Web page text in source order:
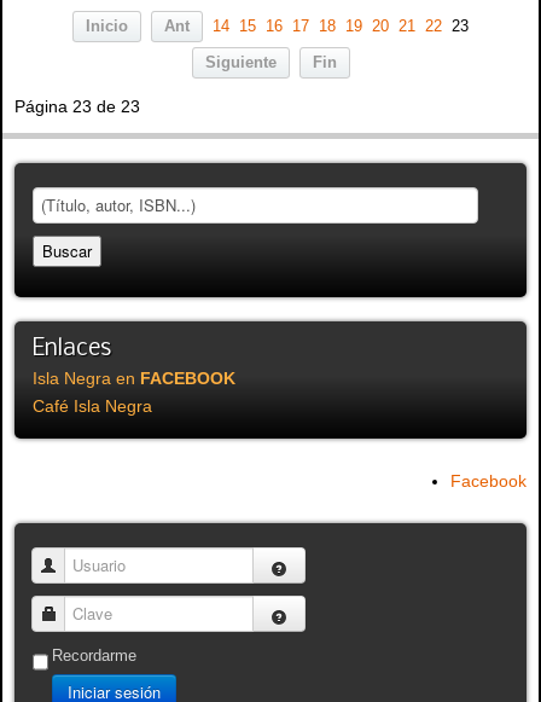
Inicio Ant 14 15 16 17 18 19 20 21 22 23
Siguiente Fin
Página 23 de 23
Enlaces
Isla Negra en FACEBOOK
Café Isla Negra
Facebook
Usuario
Clave
Recordarme
Iniciar sesión